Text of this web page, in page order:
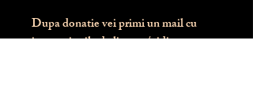
Dupa donatie vei primi un mail cu
instructiunile de livrare / ridicare.